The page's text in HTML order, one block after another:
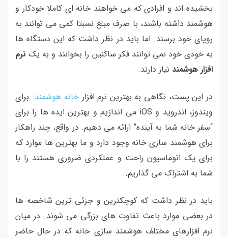
بخشیده اند و افرادی که می خواهند خانه ای کاملا خودکار و
هوشمند داشته باشند، با صرف مبلغ نسبتا کمی می توانند به
رویای خود برسند. اما باید در نظر داشت که این دستگاه ها
به خودی خود نمی توانند فکر ساکنین را بخوانند و به یک نرم
افزار هوشمند نیاز دارند.
در این پست، نگاهی به بهترین نرم افزارخانه هوشمند برای
ویندوز، اندروید و iOS می اندازیم و بهترین ایده ها را برای
“سفر خانه شما به آینده” ارائه می دهیم. در واقع، چند راهکار
برای هوشمند سازی خانه وجود دارد و ما بهترین ها موارد که
برای یک اتوماسیون راحت و عملکردی ضروری هستند را با
شما به اشتراک می گذاریم.
باید در نظر داشت که کوچکترین و جزئی ترین شاخصه ها
در بعضی موارد باعث تفاوت های بزرگی می شوند. در میان
نرم افزارهای مختلف هوشمند سازی خانه که در حال حاضر